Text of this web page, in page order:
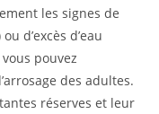
les signes de
d’excès d’eau
pouvez
des adultes.
réserves et leur